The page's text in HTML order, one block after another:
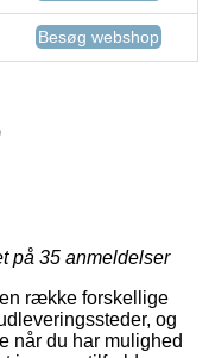
Besøg webshop
på 35 anmeldelser
række forskellige
og
når du har mulighed